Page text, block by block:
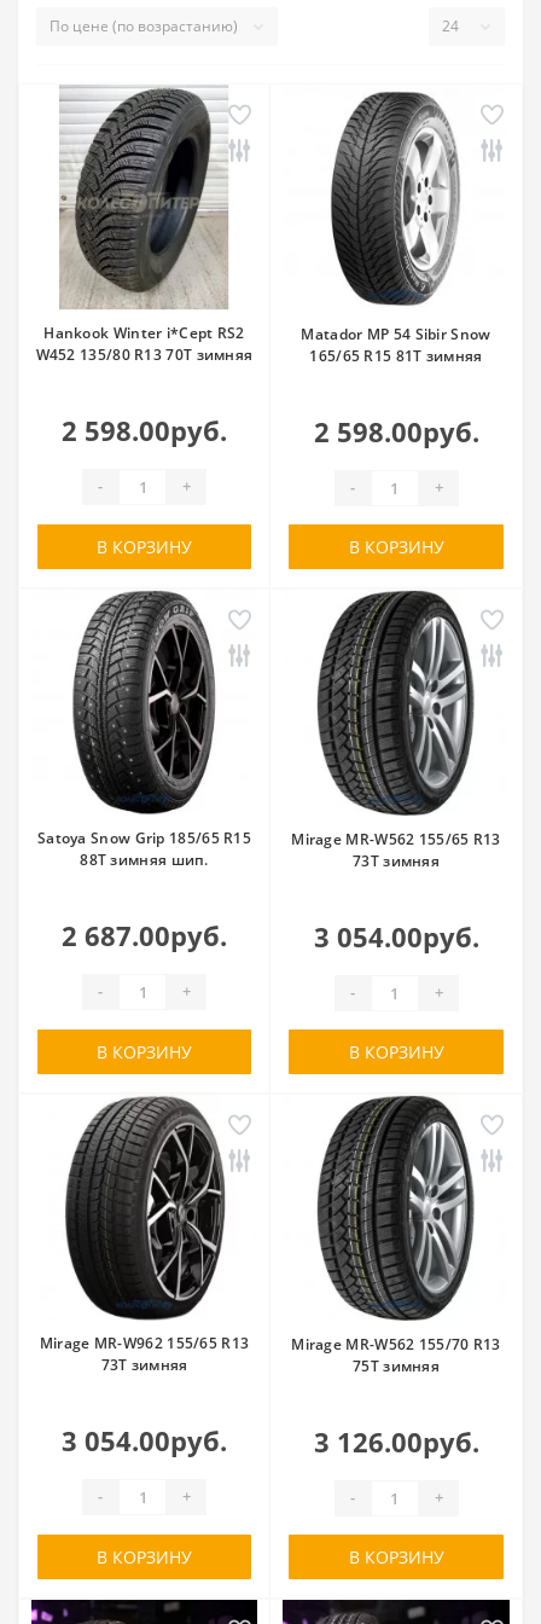
Goodyear
GT Radial
Habilead
Haida
Hankook
Headway
HIFLY
Ikon Tyres
iLINK
Imperial
Kapsen
Kingnate
Kormoran
Kumho
Landrock
Landsail
Landspider
Lanvigator
Linglong
Marshal
Matador
Mirage
Nereus
Nexen
Nitto
Nokian Tyres
Onyx
Orium
Otani
Ovation
Pace
Petlas
Pirelli
Predator
Rapid
Rauffan
Roadboss
Roadking
Roadmarch
Roador
Rockblade
Rotalla
Sonix
Superia
Tigar
Torero
Torque
Tourador
Toyo
Tracmax
Trazano
Tri-ace
Triangle
Tunga
Unistar
Venom Power
Viatti
Vittos
Vredestein
Wanli
Warrior
Windforce
Yokohama
Zmax
Волтайр
Hankook Winter i*Cept RS2
W452 135/80 R13 70T зимняя
2 598.00руб.
- +
В КОРЗИНУ
Matador MP 54 Sibir Snow
165/65 R15 81T зимняя
2 598.00руб.
- +
В КОРЗИНУ
Satoya Snow Grip 185/65 R15
88T зимняя шип.
2 687.00руб.
- +
В КОРЗИНУ
Mirage MR-W562 155/65 R13
73T зимняя
3 054.00руб.
- +
В КОРЗИНУ
Mirage MR-W962 155/65 R13
73T зимняя
3 054.00руб.
- +
В КОРЗИНУ
Mirage MR-W562 155/70 R13
75T зимняя
3 126.00руб.
- +
В КОРЗИНУ